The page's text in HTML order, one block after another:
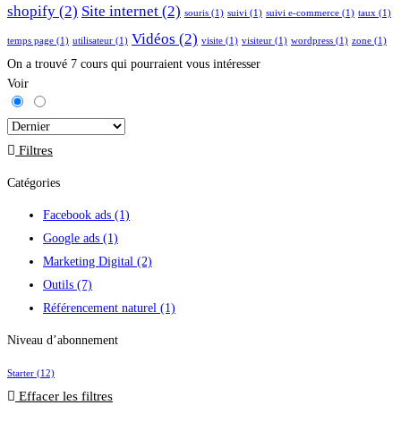
shopify (2) Site internet (2) souris (1) suivi (1) suivi e-commerce (1) taux (1)
temps page (1) utilisateur (1) Vidéos (2) visite (1) visiteur (1) wordpress (1) zone (1)
On a trouvé 7 cours qui pourraient vous intéresser
Voir
Filtres
Catégories
Facebook ads (1)
Google ads (1)
Marketing Digital (2)
Outils (7)
Référencement naturel (1)
Niveau d’abonnement
Starter (12)
Effacer les filtres